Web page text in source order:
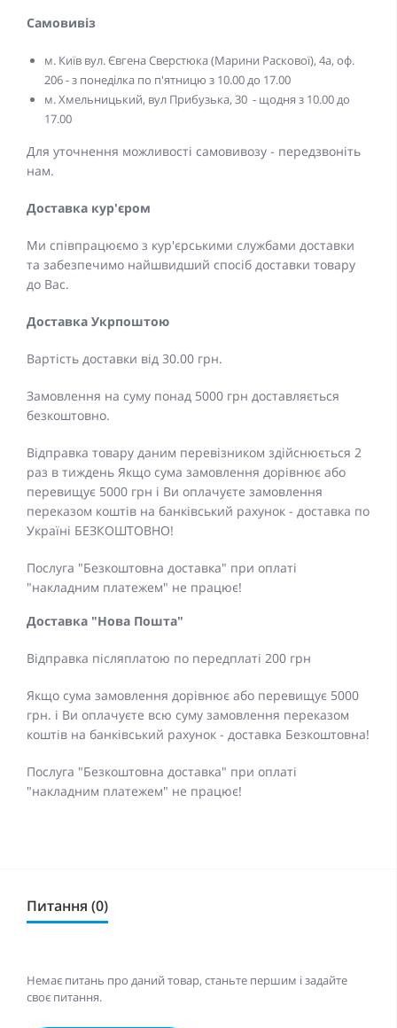
Самовивіз
м. Київ вул. Євгена Сверстюка (Марини Раскової), 4а, оф.
206 - з понеділка по п'ятницю з 10.00 до 17.00
м. Хмельницький, вул Прибузька, 30 - щодня з 10.00 до
17.00
Для уточнення можливості самовивозу - передзвоніть
нам.
Доставка кур'єром
Ми співпрацюємо з кур'єрськими службами доставки
та забезпечимо найшвидший спосіб доставки товару
до Вас.
Доставка Укрпоштою
Вартість доставки від 30.00 грн.
Замовлення на суму понад 5000 грн доставляється
безкоштовно.
Відправка товару даним перевізником здійснюється 2
раз в тиждень Якщо сума замовлення дорівнює або
перевищує 5000 грн і Ви оплачуєте замовлення
переказом коштів на банківський рахунок - доставка по
Україні БЕЗКОШТОВНО!
Послуга "Безкоштовна доставка" при оплаті
"накладним платежем" не працює!
Доставка "Нова Пошта"
Відправка післяплатою по передплаті 200 грн
Якщо сума замовлення дорівнює або перевищує 5000
грн. і Ви оплачуєте всю суму замовлення переказом
коштів на банківський рахунок - доставка Безкоштовна!
Послуга "Безкоштовна доставка" при оплаті
"накладним платежем" не працює!
Питання (0)
Немає питань про даний товар, станьте першим і задайте
своє питання.